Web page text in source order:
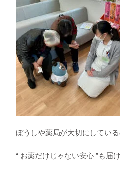
ぼうしや薬局が大切にしている
“ お薬だけじゃない安心 ”も届